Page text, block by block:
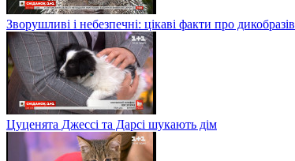
Зворушливі і небезпечні: цікаві факти про дикобразів
Цуценята Джессі та Дарсі шукають дім